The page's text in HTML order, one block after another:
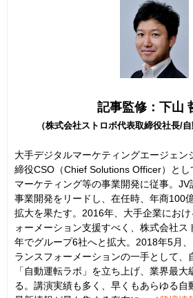
記事監修：下山
（株式会社ストロボ代表取締役社長/
大手デジタルマーケティングエージェン
締役CSO（Chief Solutions Officer）と
マーケティング等の事業開発に従事。JV
事業開発をリードし、在任時、年商100
拡大を果たす。2016年、大手企業にお
ォーメーション支援すべく、株式会社ス
年でグループ6社へと拡大。2018年5月
ランスフォーメーションの一手として、
「自動運転ラボ」を立ち上げ、業界最
る。講演実績も多く、早くもあらゆる自